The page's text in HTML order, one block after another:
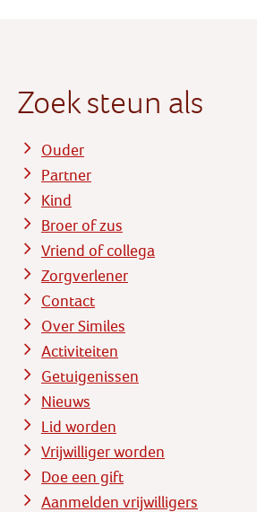
Zoek steun als
Ouder
Partner
Kind
Broer of zus
Vriend of collega
Zorgverlener
Contact
Over Similes
Activiteiten
Getuigenissen
Nieuws
Lid worden
Vrijwilliger worden
Doe een gift
Aanmelden vrijwilligers